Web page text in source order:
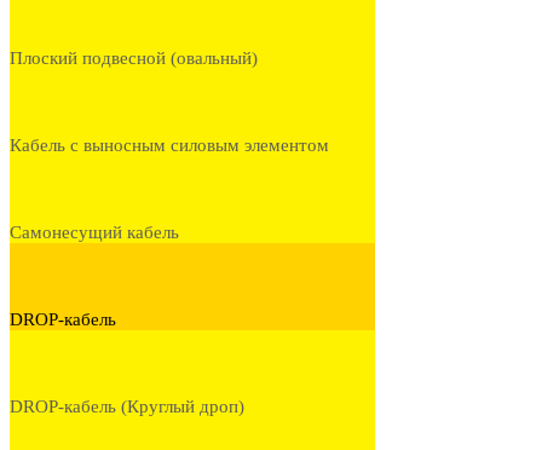
Плоский подвесной (овальный)
Кабель с выносным силовым элементом
Самонесущий кабель
DROP-кабель
DROP-кабель (Круглый дроп)